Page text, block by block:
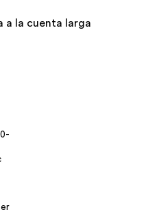
a la cuenta larga